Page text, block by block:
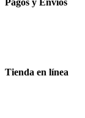
Pagos y Envíos
Tienda en línea